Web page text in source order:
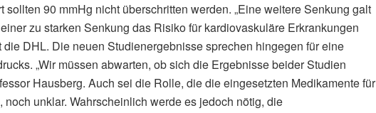
sollten 90 mmHg nicht überschritten werden. „Eine weitere Senkung galt
zu starken Senkung das Risiko für kardiovaskuläre Erkrankungen
die DHL. Die neuen Studienergebnisse sprechen hingegen für eine
„Wir müssen abwarten, ob sich die Ergebnisse beider Studien
Hausberg. Auch sei die Rolle, die die eingesetzten Medikamente für
unklar. Wahrscheinlich werde es jedoch nötig, die